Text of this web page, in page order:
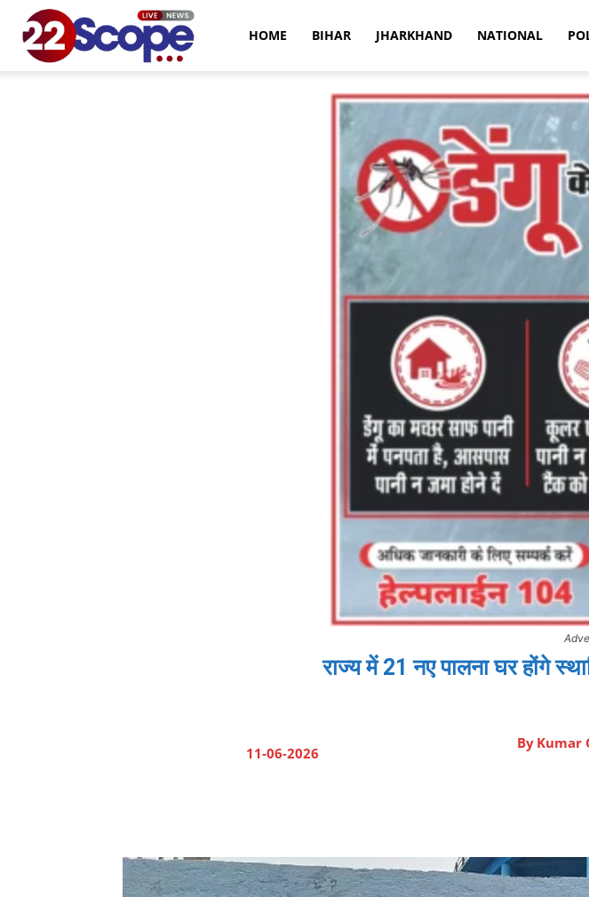
HOME BIHAR JHARKHAND NATIONAL
राज्य में 21 नए पालना घर होंगे
11-06-2026
By Kumar